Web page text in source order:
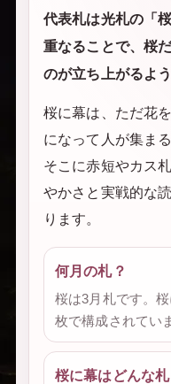
代表札は光札の「
重なることで、桜
のが立ち上がるよ
桜に幕は、ただ花
になって人が集ま
そこに赤短やカス
やかさと実戦的な
ります。
何月の札？
桜は3月札です。
枚で構成されてい
桜に幕はどんな札